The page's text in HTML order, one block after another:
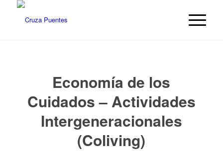
Economía de los
Cuidados – Actividades
Intergeneracionales
(Coliving)